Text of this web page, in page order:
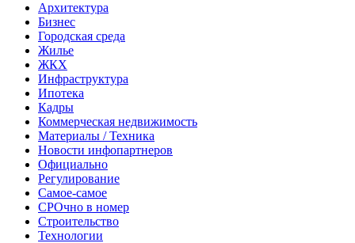
Архитектура
Бизнес
Городская среда
Жилье
ЖКХ
Инфраструктура
Ипотека
Кадры
Коммерческая недвижимость
Материалы / Техника
Новости инфопартнеров
Официально
Регулирование
Самое-самое
СРОчно в номер
Строительство
Технологии